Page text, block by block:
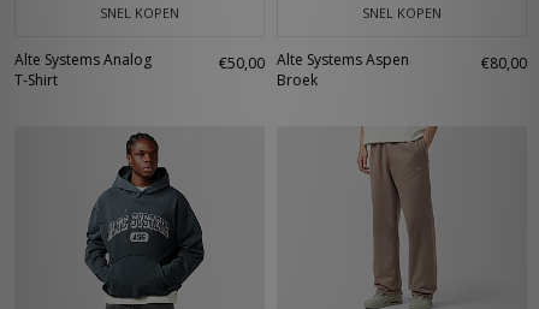
SNEL KOPEN
Alte Systems Analog
T-Shirt
€50,00
SNEL KOPEN
Alte Systems Aspen
Broek
€80,00